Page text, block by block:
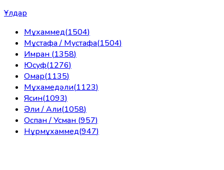
Ұлдар
Мұхаммед(1504)
Мұстафа / Мустафа(1504)
Имран (1358)
Юсуф(1276)
Омар(1135)
Мұхамедәли(1123)
Ясин(1093)
Әли / Али(1058)
Оспан / Усман (957)
Нұрмұхаммед(947)